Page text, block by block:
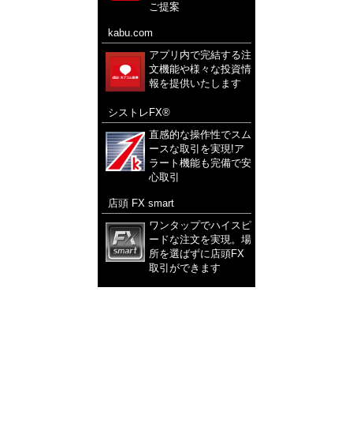
ご提案
kabu.com
アプリ内で完結する注
文機能や様々な投資情
報を提供いたします
シストレFX®
直感的な操作性でスム
ースな取引を実現!ア
ラート機能も完備で安
心取引
店頭 FX smart
ワンタップでハイスピ
ードな注文を実現。場
所を選ばずに店頭FX
取引ができます